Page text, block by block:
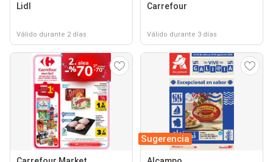
Lidl
Válido durante 2 días
Carrefour
Válido durante 3 días
Sugerencia